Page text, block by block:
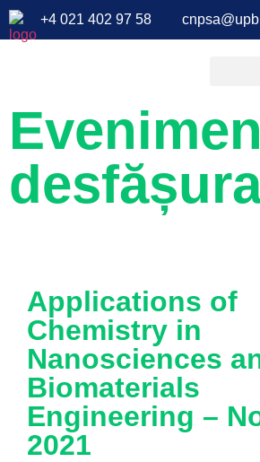
+4 021 402 97 58
Applications of
Chemistry in
Nanosciences
Biomaterials
Engineering –
2021